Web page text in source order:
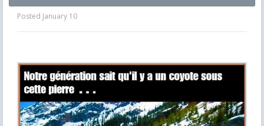
Posted January 10